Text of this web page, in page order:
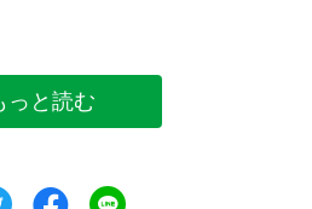
っと読む
ツイートシェア